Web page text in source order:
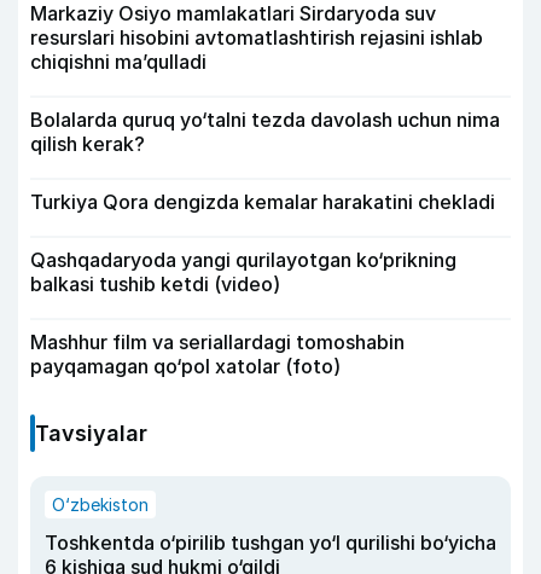
Markaziy Osiyo mamlakatlari Sirdaryoda suv
resurslari hisobini avtomatlashtirish rejasini ishlab
chiqishni ma’qulladi
Bolalarda quruq yo‘talni tezda davolash uchun nima
qilish kerak?
Turkiya Qora dengizda kemalar harakatini chekladi
Qashqadaryoda yangi qurilayotgan ko‘prikning
balkasi tushib ketdi (video)
Mashhur film va seriallardagi tomoshabin
payqamagan qo‘pol xatolar (foto)
Tavsiyalar
O‘zbekiston
Toshkentda o‘pirilib tushgan yo‘l qurilishi bo‘yicha
6 kishiga sud hukmi o‘qildi